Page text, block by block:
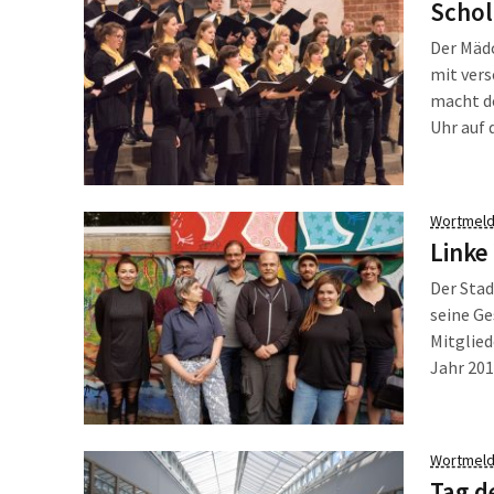
und
Der
mit
macht
Uhr auf
Der
seine
Jahr